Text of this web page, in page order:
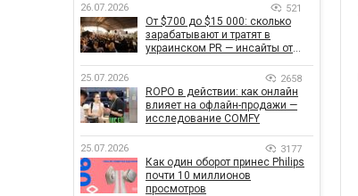
26.07.2026 521
От $700 до $15 000: сколько
зарабатывают и тратят в
украинском PR — инсайты от
25.07.2026 2658
ROPO в действии: как онлайн
влияет на офлайн-продажи —
исследование COMFY
25.07.2026 3177
Как один оборот принес Philips
почти 10 миллионов
просмотров